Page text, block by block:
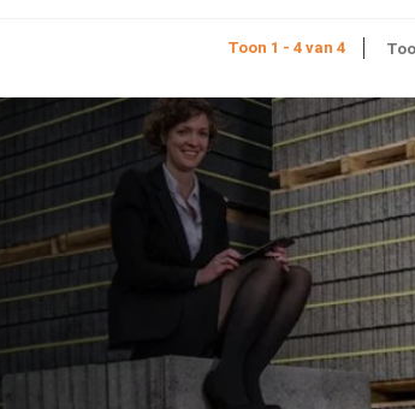
Toon 1 - 4 van 4